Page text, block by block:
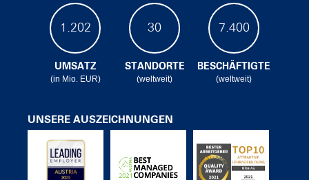
1.202
UMSATZ
(in Mio. EUR)
30
STANDORTE
(weltweit)
7.400
BESCHÄFTIGTE
(weltweit)
UNSERE AUSZEICHNUNGEN